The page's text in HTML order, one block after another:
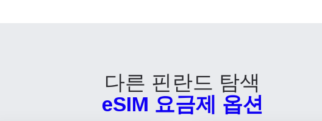
다른 핀란드 탐색
eSIM 요금제 옵션